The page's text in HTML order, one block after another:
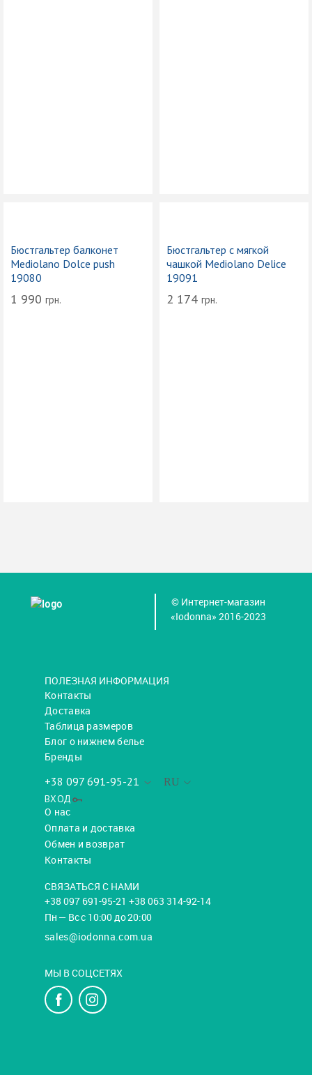
Бюстгальтер балконет
Mediolano Dolce push
19080
1 990 грн.
Бюстгальтер с мягкой
чашкой Mediolano Delice
19091
2 174 грн.
© Интернет-магазин
«Iodonna» 2016-2023
ПОЛЕЗНАЯ ИНФОРМАЦИЯ
Контакты
Доставка
Таблица размеров
Блог о нижнем белье
Бренды
RU
+38 097 691-95-21
ВХОД
О нас
Оплата и доставка
Обмен и возврат
Контакты
СВЯЗАТЬСЯ С НАМИ
+38 097 691-95-21 +38 063 314-92-14
Пн — Вс с 10:00 до 20:00
sales@iodonna.com.ua
МЫ В СОЦСЕТЯХ